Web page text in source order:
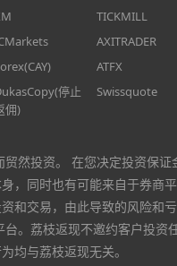
TICKMILL
AXITRADER
ATFX
停止
佣)
Swissquote
然投资。 在您决定投资保
，同时也有可能来自于券商
和交易，由此导致的风险和
。荔枝返现不邀约客户投
均与荔枝返现无关。